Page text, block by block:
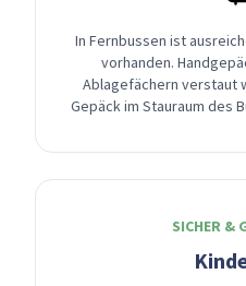
In Fernbussen ist
vorhanden.
Ablagefächern verstaut
Gepäck im Stauraum des
SICHER &